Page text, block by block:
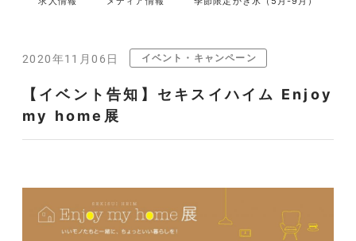
2020年11月06日 イベント・キャンペーン
【イベント告知】セキスイハイム Enjoy
my home展